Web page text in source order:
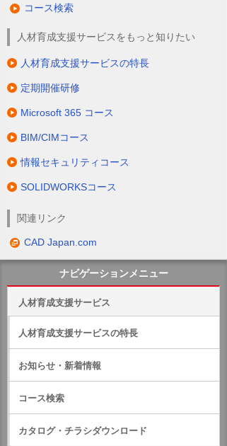
コース検索
人材育成支援サービスをもっと知りたい
人材育成支援サービスの特長
定期開催研修
Microsoft 365 コース
BIM/CIMコース
情報セキュリティコース
SOLIDWORKSコース
関連リンク
CAD Japan.com
ナビゲーションメニュー
人材育成支援サービス
人材育成支援サービスの特長
お知らせ・新着情報
コース検索
カタログ・チラシダウンロード